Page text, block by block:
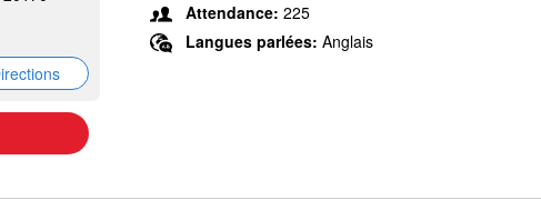
Attendance: 225
Langues parlées: Anglais